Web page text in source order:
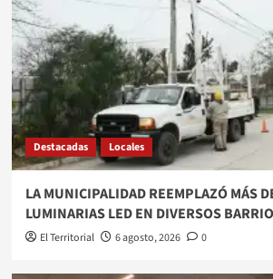
Destacadas Locales
LA MUNICIPALIDAD REEMPLAZÓ MÁS
LUMINARIAS LED EN DIVERSOS
El Territorial 6 agosto, 2026 0